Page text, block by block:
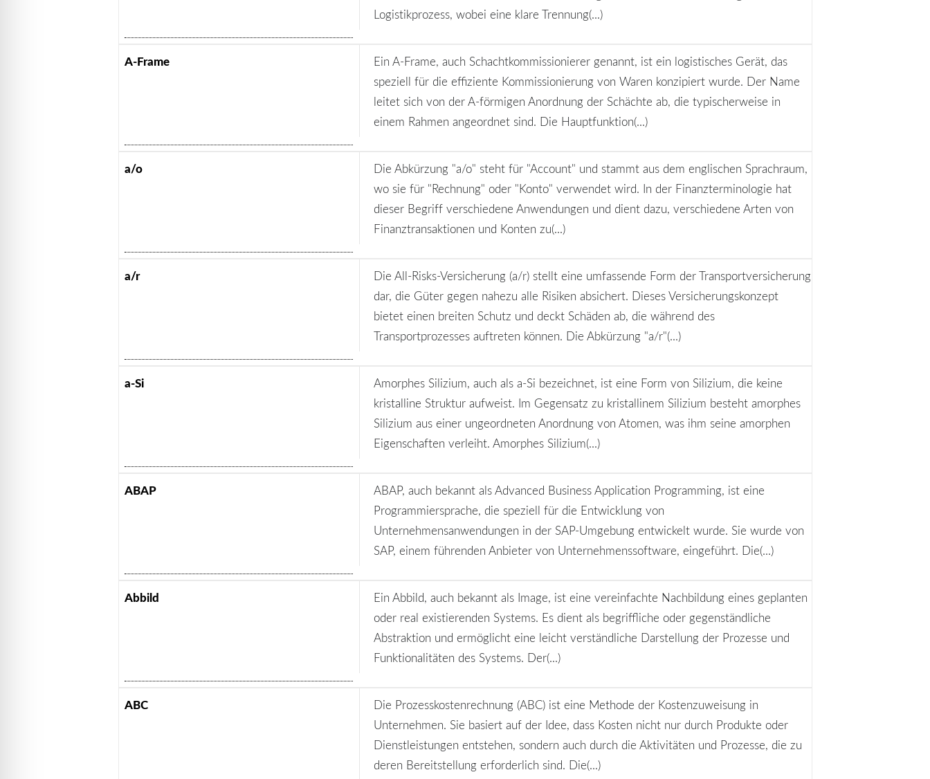
Logistikprozess, wobei eine klare Trennung(...)
A-Frame
Ein A-Frame, auch Schachtkommissionierer genannt, ist ein logistisches Gerät, das
speziell für die effiziente Kommissionierung von Waren konzipiert wurde. Der Name
leitet sich von der A-förmigen Anordnung der Schächte ab, die typischerweise in
einem Rahmen angeordnet sind. Die Hauptfunktion(...)
a/o
Die Abkürzung "a/o" steht für "Account" und stammt aus dem englischen Sprachraum,
wo sie für "Rechnung" oder "Konto" verwendet wird. In der Finanzterminologie hat
dieser Begriff verschiedene Anwendungen und dient dazu, verschiedene Arten von
Finanztransaktionen und Konten zu(...)
a/r
Die All-Risks-Versicherung (a/r) stellt eine umfassende Form der Transportversicherung
dar, die Güter gegen nahezu alle Risiken absichert. Dieses Versicherungskonzept
bietet einen breiten Schutz und deckt Schäden ab, die während des
Transportprozesses auftreten können. Die Abkürzung "a/r"(...)
a-Si
Amorphes Silizium, auch als a-Si bezeichnet, ist eine Form von Silizium, die keine
kristalline Struktur aufweist. Im Gegensatz zu kristallinem Silizium besteht amorphes
Silizium aus einer ungeordneten Anordnung von Atomen, was ihm seine amorphen
Eigenschaften verleiht. Amorphes Silizium(...)
ABAP
ABAP, auch bekannt als Advanced Business Application Programming, ist eine
Programmiersprache, die speziell für die Entwicklung von
Unternehmensanwendungen in der SAP-Umgebung entwickelt wurde. Sie wurde von
SAP, einem führenden Anbieter von Unternehmenssoftware, eingeführt. Die(...)
Abbild
Ein Abbild, auch bekannt als Image, ist eine vereinfachte Nachbildung eines geplanten
oder real existierenden Systems. Es dient als begriffliche oder gegenständliche
Abstraktion und ermöglicht eine leicht verständliche Darstellung der Prozesse und
Funktionalitäten des Systems. Der(...)
ABC
Die Prozesskostenrechnung (ABC) ist eine Methode der Kostenzuweisung in
Unternehmen. Sie basiert auf der Idee, dass Kosten nicht nur durch Produkte oder
Dienstleistungen entstehen, sondern auch durch die Aktivitäten und Prozesse, die zu
deren Bereitstellung erforderlich sind. Die(...)